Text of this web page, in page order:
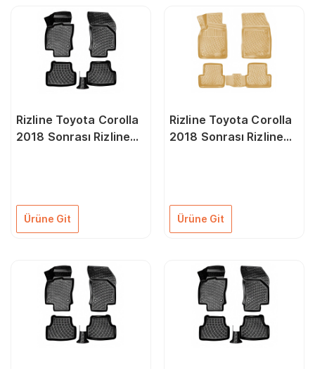
Rizline Toyota Corolla
2018 Sonrası Rizline
Ürüne Git
Rizline Toyota Corolla
2018 Sonrası Rizline
Ürüne Git